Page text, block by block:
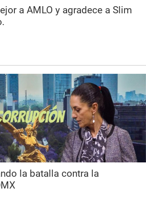
a AMLO y agradece a Slim
la batalla contra la